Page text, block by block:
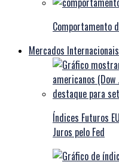
Comportamento
Mercados Internacionais
Índices Futuros
Juros pelo Fed